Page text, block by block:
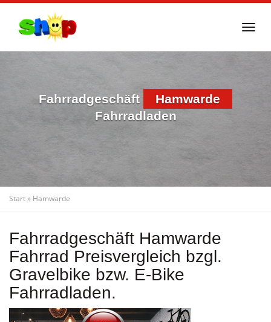
Fahrradgeschäft
Hamwarde
Fahrradladen
Start» Hamwarde
Fahrradgeschäft Hamwarde
Fahrrad Preisvergleich bzgl.
Gravelbike bzw. E-Bike
Fahrradladen.